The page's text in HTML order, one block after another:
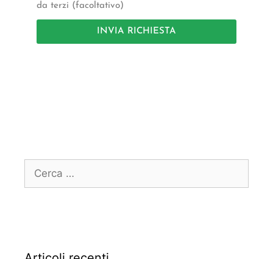
da terzi (facoltativo)
INVIA RICHIESTA